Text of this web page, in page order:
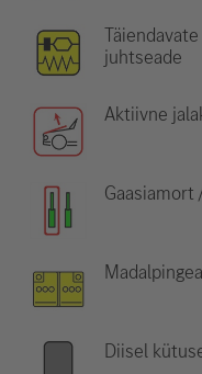
juhtseade
Aktiivne
Diisel